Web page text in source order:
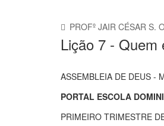
PROFº JAIR CÉSAR S.
Lição 7 - Quem
ASSEMBLEIA DE DEUS -
PORTAL ESCOLA
PRIMEIRO TRIMESTRE